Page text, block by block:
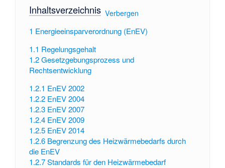
Inhaltsverzeichnis[ Verbergen
1 Energieeinsparverordnung (EnEV)
1.1 Regelungsgehalt
1.2Gesetzgebungsprozess und
Rechtsentwicklung
1.2.1 EnEV 2002
1.2.2 EnEV 2004
1.2.3 EnEV 2007
1.2.4 EnEV 2009
1.2.5 EnEV 2014
1.2.6 Begrenzung des Heizwärmebedarfs durch
die EnEV
1.2.7Standards für den Heizwärmebedarf